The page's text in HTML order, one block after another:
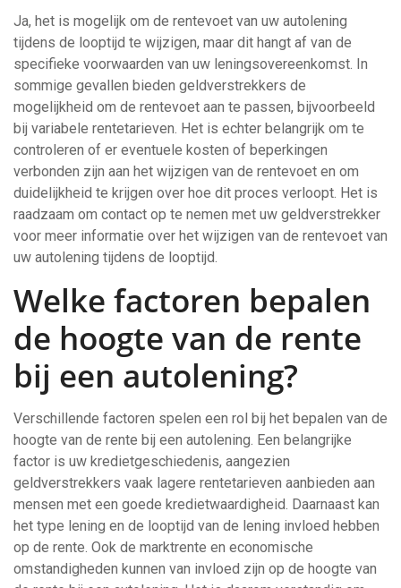
Ja, het is mogelijk om de rentevoet van uw autolening
tijdens de looptijd te wijzigen, maar dit hangt af van de
specifieke voorwaarden van uw leningsovereenkomst. In
sommige gevallen bieden geldverstrekkers de
mogelijkheid om de rentevoet aan te passen, bijvoorbeeld
bij variabele rentetarieven. Het is echter belangrijk om te
controleren of er eventuele kosten of beperkingen
verbonden zijn aan het wijzigen van de rentevoet en om
duidelijkheid te krijgen over hoe dit proces verloopt. Het is
raadzaam om contact op te nemen met uw geldverstrekker
voor meer informatie over het wijzigen van de rentevoet van
uw autolening tijdens de looptijd.
Welke factoren bepalen
de hoogte van de rente
bij een autolening?
Verschillende factoren spelen een rol bij het bepalen van de
hoogte van de rente bij een autolening. Een belangrijke
factor is uw kredietgeschiedenis, aangezien
geldverstrekkers vaak lagere rentetarieven aanbieden aan
mensen met een goede kredietwaardigheid. Daarnaast kan
het type lening en de looptijd van de lening invloed hebben
op de rente. Ook de marktrente en economische
omstandigheden kunnen van invloed zijn op de hoogte van